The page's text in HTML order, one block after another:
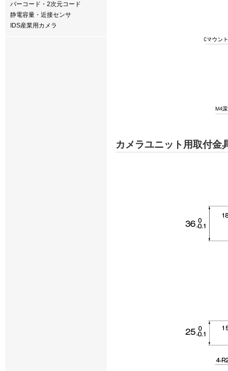
バーコード・2次元コード
静電容量・近接センサ
IDS産業用カメラ
カメラユニット用取付金